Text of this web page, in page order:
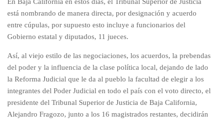
está nombrando de manera directa, por designación y acuerdo
entre cúpulas, por supuesto esto incluye a funcionarios del
Gobierno estatal y diputados, 11 jueces.
Así, al viejo estilo de las negociaciones, los acuerdos, la prebendas
del poder y la influencia de la clase política local, dejando de lado
la Reforma Judicial que le da al pueblo la facultad de elegir a los
integrantes del Poder Judicial en todo el país con el voto directo, el
presidente del Tribunal Superior de Justicia de Baja California,
Alejandro Fragozo, junto a los 16 magistrados restantes, decidirán